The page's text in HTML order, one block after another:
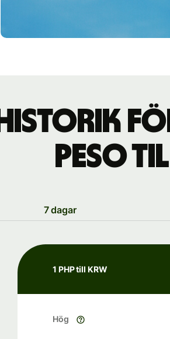
Historik
peso
7 dagar
1 PHP till KRW
Hög